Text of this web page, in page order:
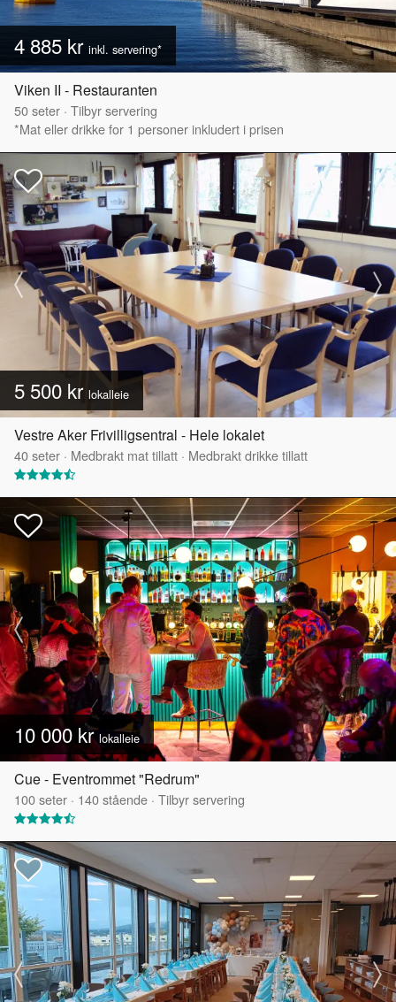
4 885 kr inkl. servering*
Viken II - Restauranten
50seter · Tilbyr servering
*Mat eller drikke for 1 personer inkludert i prisen
5 500 kr lokalleie
Vestre Aker Frivilligsentral - Hele lokalet
40seter · Medbrakt mat tillatt · Medbrakt drikke tillatt
10 000 krlokalleie
Cue - Eventrommet "Redrum"
100seter · 140stående · Tilbyr servering